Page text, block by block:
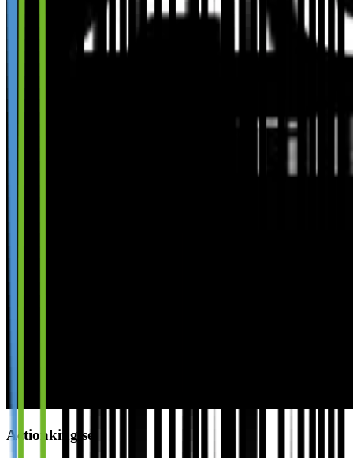
Actionking.se